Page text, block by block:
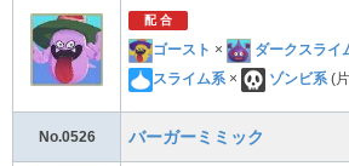
配 合
ゴースト ×
ダークスライ
スライム系 × ゾンビ系 (
No.0526 バーガーミミック